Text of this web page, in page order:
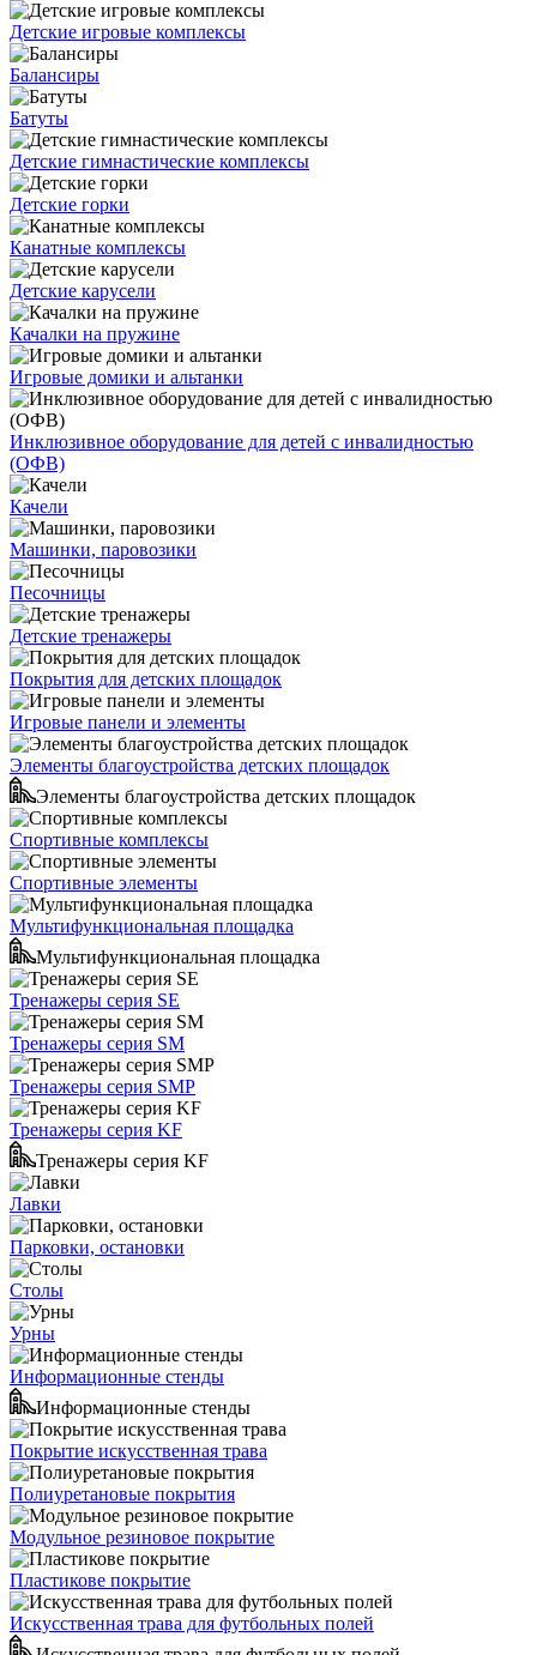
Детские игровые комплексы
Балансиры
Батуты
Детские гимнастические комплексы
Детские горки
Канатные комплексы
Детские карусели
Качалки на пружине
Игровые домики и альтанки
Инклюзивное оборудование для детей с инвалидностью
(ОФВ)
Качели
Машинки, паровозики
Песочницы
Детские тренажеры
Покрытия для детских площадок
Игровые панели и элементы
Элементы благоустройства детских площадок
Элементы благоустройства детских площадок
Спортивные комплексы
Спортивные элементы
Мультифункциональная площадка
Мультифункциональная площадка
Тренажеры серия SE
Тренажеры серия SM
Тренажеры серия SMP
Тренажеры серия KF
Тренажеры серия KF
Лавки
Парковки, остановки
Столы
Урны
Информационные стенды
Информационные стенды
Покрытие искусственная трава
Полиуретановые покрытия
Модульное резиновое покрытие
Пластикове покрытие
Искусственная трава для футбольных полей